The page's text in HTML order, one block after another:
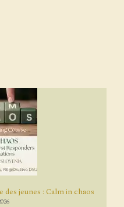
jeunes : Calm in chaos